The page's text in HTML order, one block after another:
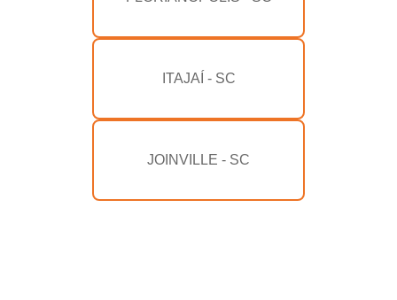
ITAJAÍ - SC
JOINVILLE - SC